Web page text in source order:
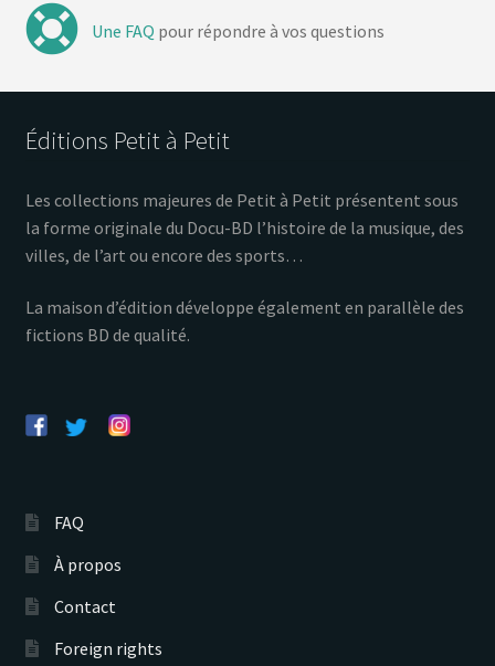
Une FAQ pour répondre à vos questions
Éditions Petit à Petit
Les collections majeures de Petit à Petit présentent sous
la forme originale du Docu-BD l’histoire de la musique, des
villes, de l’art ou encore des sports…
La maison d’édition développe également en parallèle des
fictions BD de qualité.
FAQ
À propos
Contact
Foreign rights